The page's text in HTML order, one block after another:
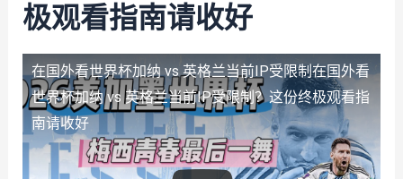
极观看指南请收好
在国外看世界杯加纳 vs 英格兰当前IP受限制在国外看
世界杯加纳 vs 英格兰当前IP受限制？这份终极观看指
南请收好